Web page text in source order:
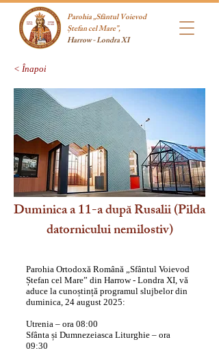
Parohia „Sfântul Voievod
Ștefan cel Mare”,
Harrow - Londra XI
< Înapoi
Duminica a 11-a după Rusalii (Pilda
datornicului nemilostiv)
Parohia Ortodoxă Română „Sfântul Voievod
Ștefan cel Mare” din Harrow - Londra XI, vă
aduce la cunoștință programul slujbelor din
duminica, 24 august 2025:
Utrenia – ora 08:00
Sfânta și Dumnezeiasca Liturghie – ora
09:30